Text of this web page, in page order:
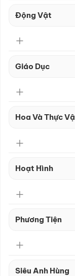
Động Vật
Giáo Dục
Hoa Và Thực
Hoạt Hình
Phương Tiện
Siêu Anh Hùng